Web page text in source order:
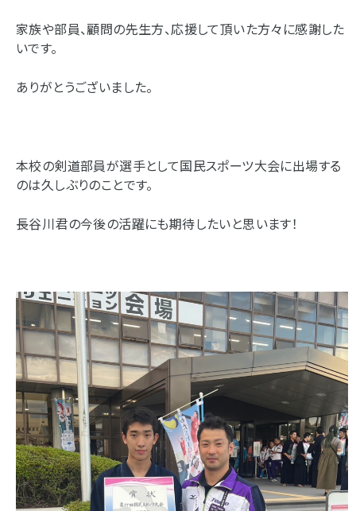
家族や部員、顧問の先生方、応援して頂いた方々に感謝した
いです。
ありがとうございました。
本校の剣道部員が選手として国民スポーツ大会に出場する
のは久しぶりのことです。
長谷川君の今後の活躍にも期待したいと思います！